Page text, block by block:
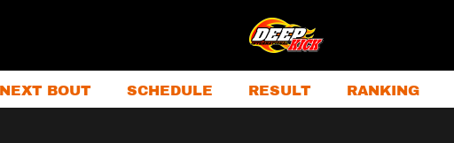
NEXT BOUT SCHEDULE RESULT RANKING